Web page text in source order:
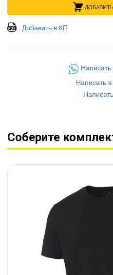
Добавить в КП
Написать
Соберите